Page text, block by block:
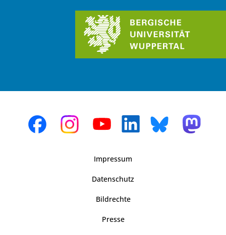
Impressum
Datenschutz
Bildrechte
Presse